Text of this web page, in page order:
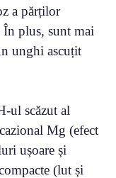
a părților
plus, sunt mai
unghi ascuțit
ul scăzut al
Mg (efect
ușoare și
(lut și